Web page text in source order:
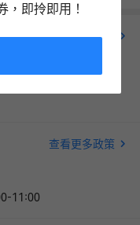
，即拎即用！
查看更多
務
查看更多政策
11:00